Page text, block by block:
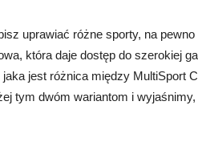
uprawiać różne sporty, na pewno
która daje dostęp do szerokiej
jest różnica między MultiSport
tym dwóm wariantom i